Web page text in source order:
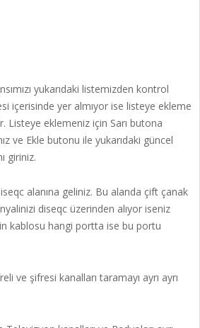
yukarıdaki listemizden kontrol
içerisinde yer almıyor ise listeye ekleme
Listeye eklemeniz için Sarı butona
ve Ekle butonu ile yukarıdaki güncel
giriniz.
alanına geliniz. Bu alanda çift çanak
diseqc üzerinden alıyor iseniz
kablosu hangi portta ise bu portu
ve şifresi kanalları taramayı ayrı ayrı